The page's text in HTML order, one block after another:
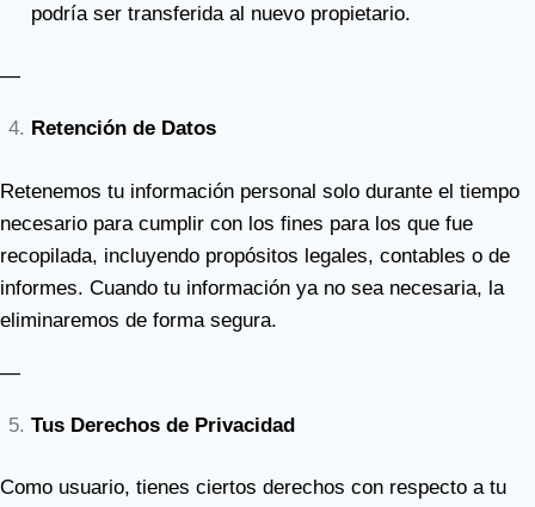
podría ser transferida al nuevo propietario.
—
Retención de Datos
Retenemos tu información personal solo durante el tiempo
necesario para cumplir con los fines para los que fue
recopilada, incluyendo propósitos legales, contables o de
informes. Cuando tu información ya no sea necesaria, la
eliminaremos de forma segura.
—
Tus Derechos de Privacidad
Como usuario, tienes ciertos derechos con respecto a tu